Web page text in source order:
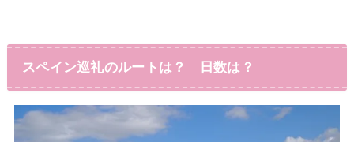
スペイン巡礼のルートは？ 日数は？